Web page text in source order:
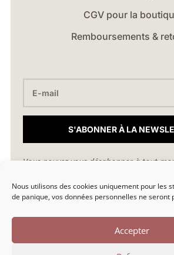
Nous utilisons des cookies uniquement pour les
de panique, vos données personnelles ne seront
Accepter
CGV pour la
Remboursements &
S'ABONNER À LA
Vous pouvez vous désabonner à tout
hello@marionlibro.fr